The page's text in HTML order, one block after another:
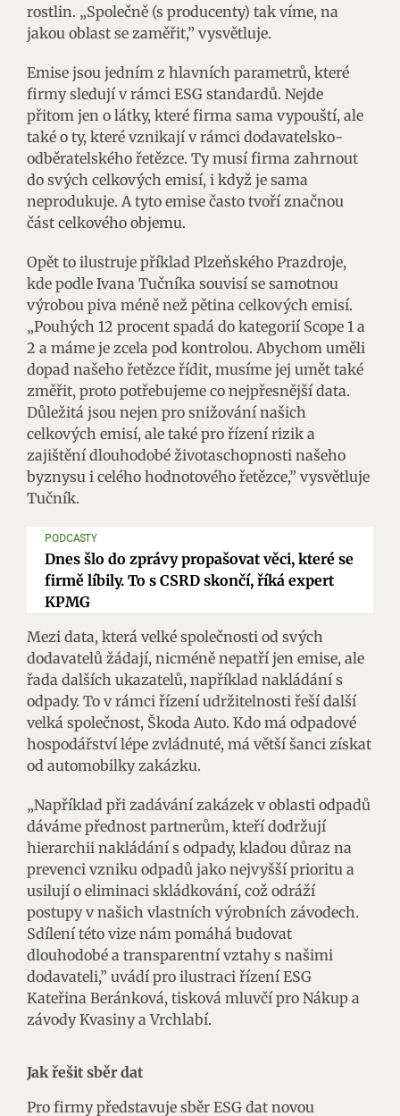
rostlin. „Společně (s producenty) tak víme, na
jakou oblast se zaměřit,” vysvětluje.
Emise jsou jedním z hlavních parametrů, které
firmy sledují v rámci ESG standardů. Nejde
přitom jen o látky, které firma sama vypouští, ale
také o ty, které vznikají v rámci dodavatelsko-
odběratelského řetězce. Ty musí firma zahrnout
do svých celkových emisí, i když je sama
neprodukuje. A tyto emise často tvoří značnou
část celkového objemu.
Opět to ilustruje příklad Plzeňského Prazdroje,
kde podle Ivana Tučníka souvisí se samotnou
výrobou piva méně než pětina celkových emisí.
„Pouhých 12 procent spadá do kategorií Scope 1 a
2 a máme je zcela pod kontrolou. Abychom uměli
dopad našeho řetězce řídit, musíme jej umět také
změřit, proto potřebujeme co nejpřesnější data.
Důležitá jsou nejen pro snižování našich
celkových emisí, ale také pro řízení rizik a
zajištění dlouhodobé životaschopnosti našeho
byznysu i celého hodnotového řetězce,” vysvětluje
Tučník.
PODCASTY
Dnes šlo do zprávy propašovat věci, které se
firmě líbily. To s CSRD skončí, říká expert
KPMG
Mezi data, která velké společnosti od svých
dodavatelů žádají, nicméně nepatří jen emise, ale
řada dalších ukazatelů, například nakládání s
odpady. To v rámci řízení udržitelnosti řeší další
velká společnost, Škoda Auto. Kdo má odpadové
hospodářství lépe zvládnuté, má větší šanci získat
od automobilky zakázku.
„Například při zadávání zakázek v oblasti odpadů
dáváme přednost partnerům, kteří dodržují
hierarchii nakládání s odpady, kladou důraz na
prevenci vzniku odpadů jako nejvyšší prioritu a
usilují o eliminaci skládkování, což odráží
postupy v našich vlastních výrobních závodech.
Sdílení této vize nám pomáhá budovat
dlouhodobé a transparentní vztahy s našimi
dodavateli,” uvádí pro ilustraci řízení ESG
Kateřina Beránková, tisková mluvčí pro Nákup a
závody Kvasiny a Vrchlabí.
Jak řešit sběr dat
Pro firmy představuje sběr ESG dat novou